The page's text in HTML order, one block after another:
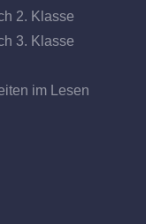
2. Klasse
3. Klasse
im Lesen